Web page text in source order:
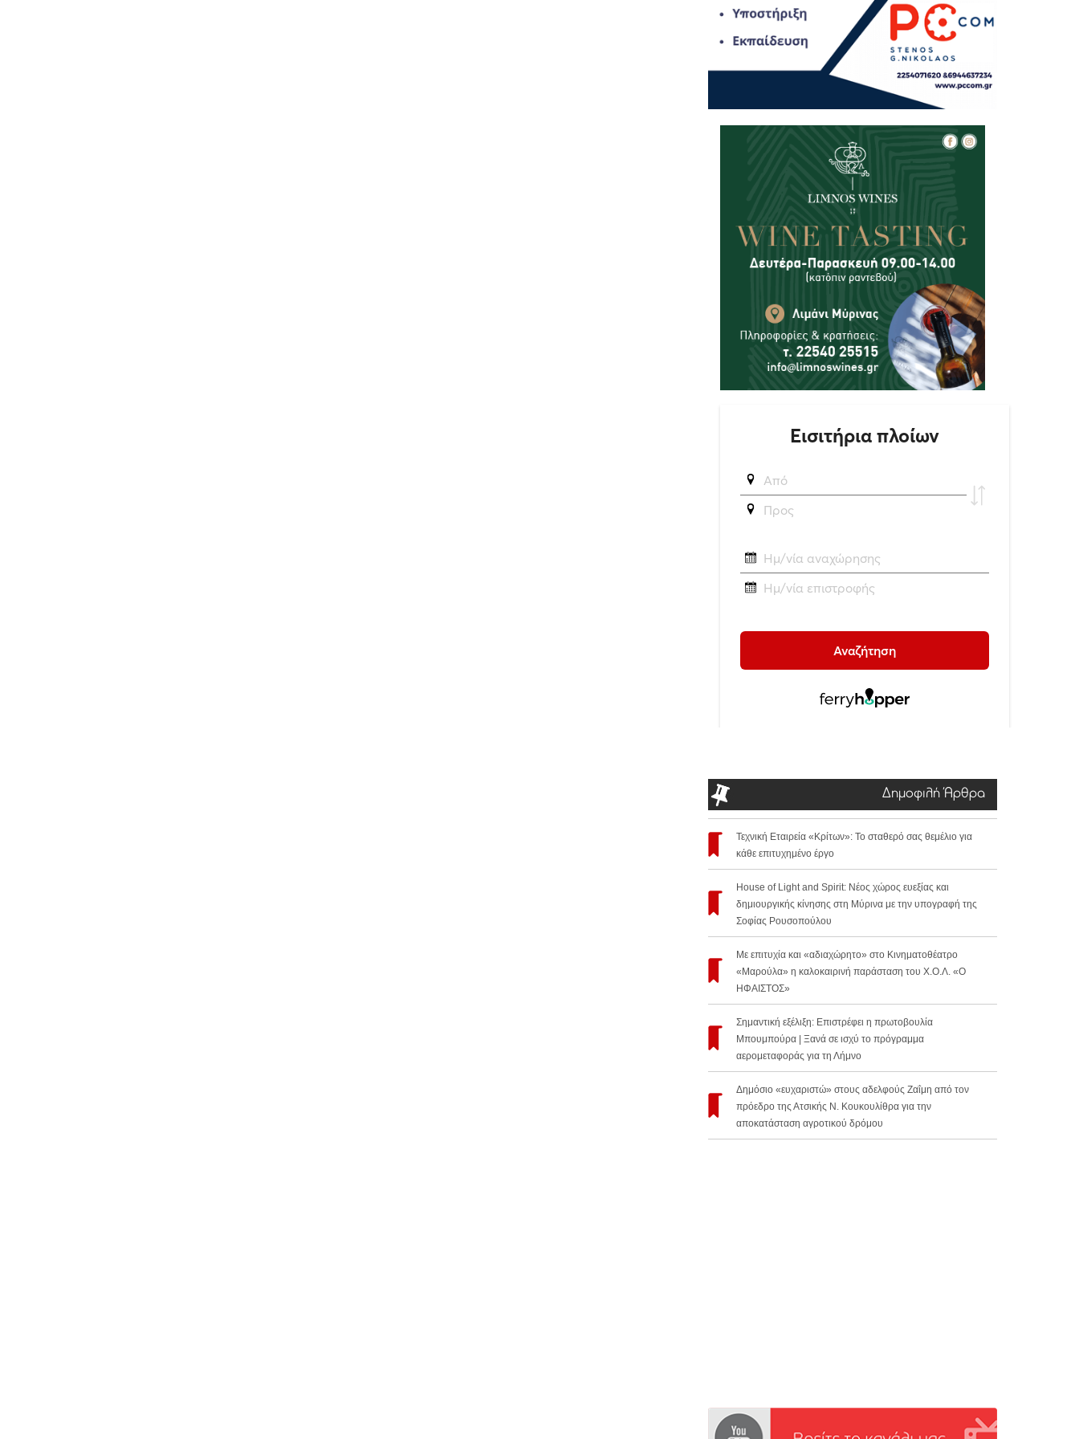
Δημοφιλή Άρθρα
Τεχνική Εταιρεία «Κρίτων»: Το σταθερό σας θεμέλιο για
κάθε επιτυχημένο έργο
House of Light and Spirit: Νέος χώρος ευεξίας και
δημιουργικής κίνησης στη Μύρινα με την υπογραφή της
Σοφίας Ρουσοπούλου
Με επιτυχία και «αδιαχώρητο» στο Κινηματοθέατρο
«Μαρούλα» η καλοκαιρινή παράσταση του Χ.Ο.Λ. «Ο
ΗΦΑΙΣΤΟΣ»
Σημαντική εξέλιξη: Επιστρέφει η πρωτοβουλία
Μπουμπούρα | Ξανά σε ισχύ το πρόγραμμα
αερομεταφοράς για τη Λήμνο
Δημόσιο «ευχαριστώ» στους αδελφούς Ζαΐμη από τον
πρόεδρο της Ατσικής Ν. Κουκουλίθρα για την
αποκατάσταση αγροτικού δρόμου